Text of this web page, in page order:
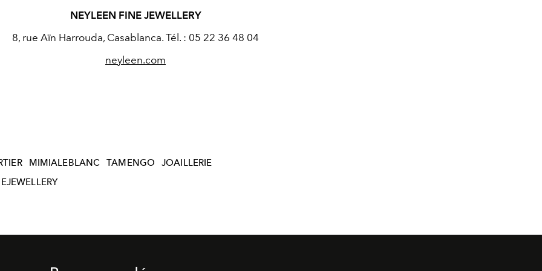
NEYLEEN FINE JEWELLERY
8, rue Aïn Harrouda, Casablanca. Tél. : 05 22 36 48 04
neyleen.com
MIMIALEBLANC TAMENGO
JOAILLERIE